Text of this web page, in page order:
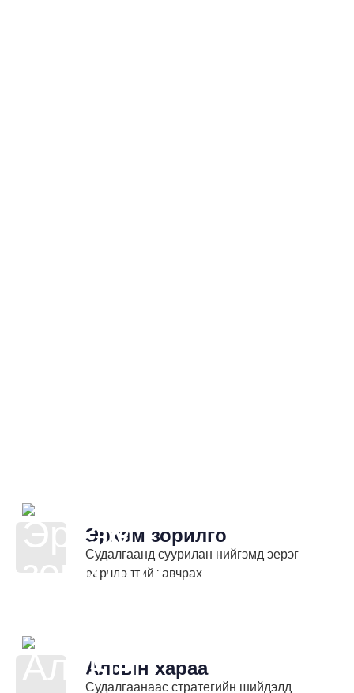
Эрхэм зорилго
Судалгаанд суурилан нийгэмд эерэг
өөрчлөлтийг авчрах
Алсын хараа
Cудалгаанаас стратегийн шийдэлд